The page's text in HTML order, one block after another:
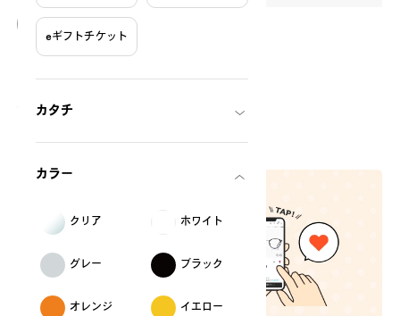
eギフトチケット
カタチ
カラー
クリア ホワイト
グレー ブラック
オレンジ イエロー
むくの毎日定番 Model
¥12,000